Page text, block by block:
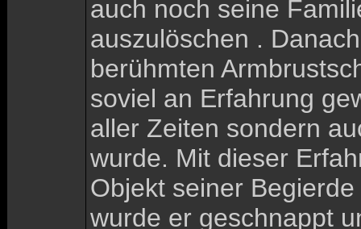
auch noch seine
auszulöschen .
berühmten
soviel an Erfahrung
aller Zeiten sondern
wurde. Mit dieser
Objekt seiner
wurde er geschnappt